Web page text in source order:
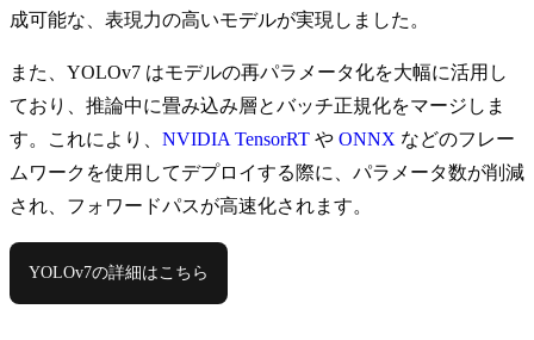
成可能な、表現力の高いモデルが実現しました。
また、YOLOv7 はモデルの再パラメータ化を大幅に活用し
ており、推論中に畳み込み層とバッチ正規化をマージしま
す。これにより、 NVIDIA TensorRT や ONNX などのフレー
ムワークを使用してデプロイする際に、パラメータ数が削減
され、フォワードパスが高速化されます。
YOLOv7の詳細はこちら